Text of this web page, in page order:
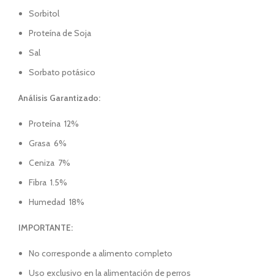
Sorbitol
Proteína de Soja
Sal
Sorbato potásico
Análisis Garantizado:
Proteína 12%
Grasa 6%
Ceniza 7%
Fibra 1.5%
Humedad 18%
IMPORTANTE:
No corresponde a alimento completo
Uso exclusivo en la alimentación de perros